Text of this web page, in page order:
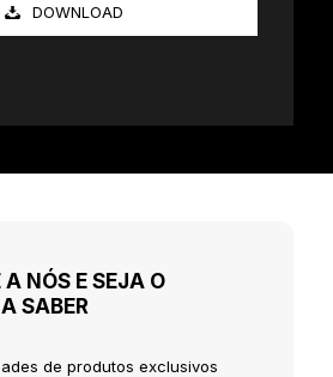
DOWNLOAD
NÓS E SEJA O
SABER
de produtos exclusivos